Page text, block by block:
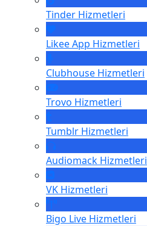
Tinder Hizmetleri
Likee App Hizmetleri
Clubhouse Hizmetleri
Trovo Hizmetleri
Tumblr Hizmetleri
Audiomack Hizmetleri
VK Hizmetleri
Bigo Live Hizmetleri